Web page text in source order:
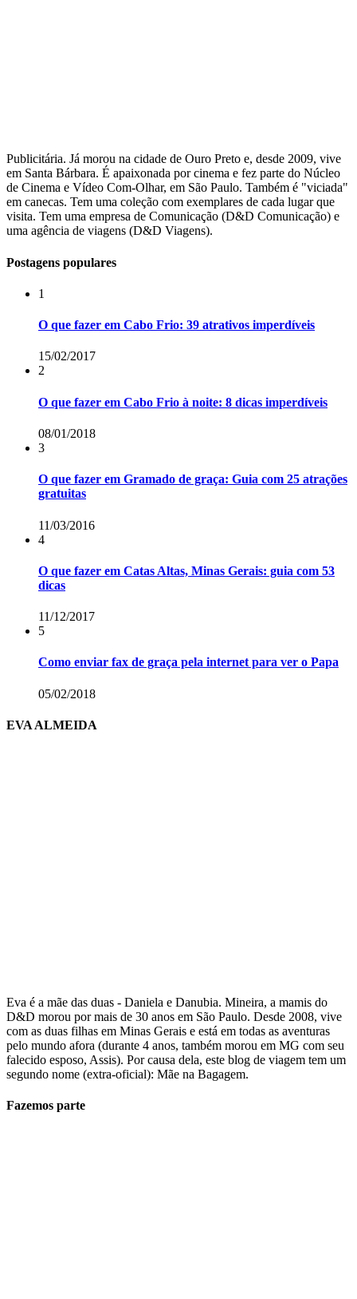
Publicitária. Já morou na cidade de Ouro Preto e, desde 2009, vive
em Santa Bárbara. É apaixonada por cinema e fez parte do Núcleo
de Cinema e Vídeo Com-Olhar, em São Paulo. Também é "viciada"
em canecas. Tem uma coleção com exemplares de cada lugar que
visita. Tem uma empresa de Comunicação (D&D Comunicação) e
uma agência de viagens (D&D Viagens).
Postagens populares
1
O que fazer em Cabo Frio: 39 atrativos imperdíveis
15/02/2017
2
O que fazer em Cabo Frio à noite: 8 dicas imperdíveis
08/01/2018
3
O que fazer em Gramado de graça: Guia com 25 atrações
gratuitas
11/03/2016
4
O que fazer em Catas Altas, Minas Gerais: guia com 53
dicas
11/12/2017
5
Como enviar fax de graça pela internet para ver o Papa
05/02/2018
EVA ALMEIDA
Eva é a mãe das duas - Daniela e Danubia. Mineira, a mamis do
D&D morou por mais de 30 anos em São Paulo. Desde 2008, vive
com as duas filhas em Minas Gerais e está em todas as aventuras
pelo mundo afora (durante 4 anos, também morou em MG com seu
falecido esposo, Assis). Por causa dela, este blog de viagem tem um
segundo nome (extra-oficial): Mãe na Bagagem.
Fazemos parte